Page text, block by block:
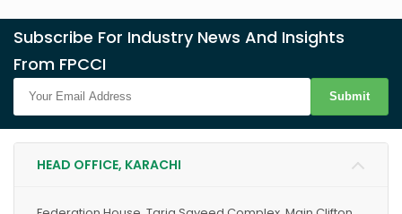
Subscribe For Industry News And Insights
From FPCCI
Submit
HEAD OFFICE, KARACHI